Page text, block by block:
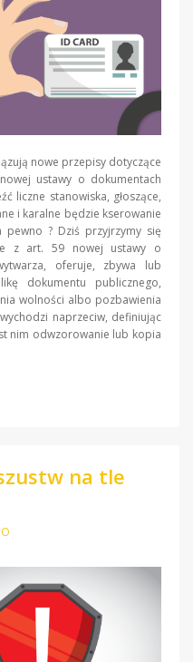
nowe przepisy dotyczące
ustawy o dokumentach
liczne stanowiska, głoszące,
i karalne będzie kserowanie
? Dziś przyjrzymy się
art. 59 nowej ustawy o
oferuje, zbywa lub
dokumentu publicznego,
wolności albo pozbawienia
naprzeciw, definiując
nim odwzorowanie lub kopia
na tle